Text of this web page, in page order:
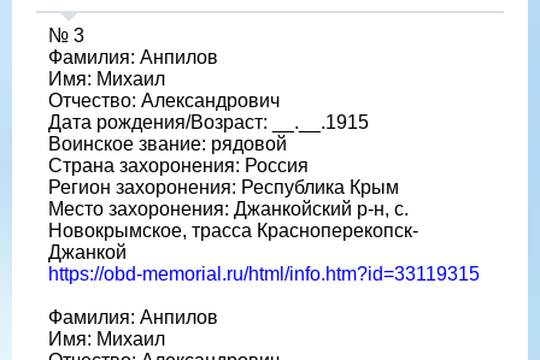
№ 3
Фамилия: Анпилов
Имя: Михаил
Отчество: Александрович
Дата рождения/Возраст: __.__.1915
Воинское звание: рядовой
Страна захоронения: Россия
Регион захоронения: Республика Крым
Место захоронения: Джанкойский р-н, с.
Новокрымское, трасса Красноперекопск-
Джанкой
https://obd-memorial.ru/html/info.htm?id=33119315
Фамилия: Анпилов
Имя: Михаил